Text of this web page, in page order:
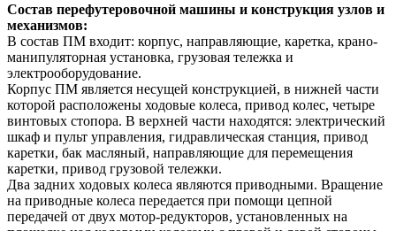
Состав перефутеровочной машины и конструкция узлов и
механизмов:
В состав ПМ входит: корпус, направляющие, каретка, крано-
манипуляторная установка, грузовая тележка и
электрооборудование.
Корпус ПМ является несущей конструкцией, в нижней части
которой расположены ходовые колеса, привод колес, четыре
винтовых стопора. В верхней части находятся: электрический
шкаф и пульт управления, гидравлическая станция, привод
каретки, бак масляный, направляющие для перемещения
каретки, привод грузовой тележки.
Два задних ходовых колеса являются приводными. Вращение
на приводные колеса передается при помощи цепной
передачей от двух мотор-редукторов, установленных на